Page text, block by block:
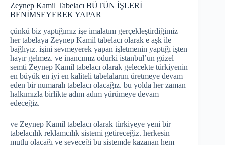
Zeynep Kamil Tabelacı BÜTÜN İŞLERİ
BENİMSEYEREK YAPAR
çünkü biz yaptığımız işe imalatını gerçekleştirdiğimiz
her tabelaya Zeynep Kamil tabelacı olarak e aşk ile
bağlıyız. işini sevmeyerek yapan işletmenin yaptığı işten
hayır gelmez. ve inancımız odurki istanbul’un güzel
semti Zeynep Kamil tabelacı olarak gelecekte türkiyenin
en büyük en iyi en kaliteli tabelalarını üretmeye devam
eden bir numaralı tabelacı olacağız. bu yolda her zaman
halkımızla birlikte adım adım yürümeye devam
edeceğiz.
ve Zeynep Kamil tabelacı olarak türkiyeye yeni bir
tabelacılık reklamcılık sistemi getireceğiz. herkesin
mutlu olacağı ve seveceği bu sistemde kazanan hem